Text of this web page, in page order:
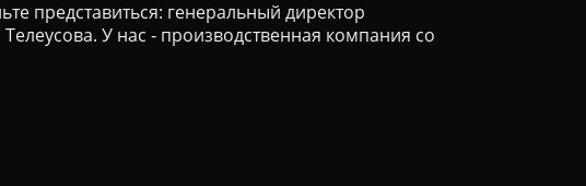
представиться: генеральный директор
У нас ‑ производственная компания со